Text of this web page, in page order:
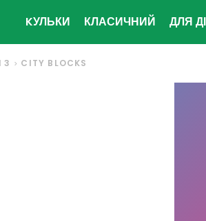
KУЛЬКИ КЛАСИЧНИЙ ДЛЯ
3 CITY BLOCKS